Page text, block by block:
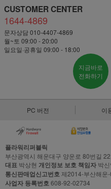
CUSTOMER CENTER
1644-4869
문자상담 010-4407-4869
월~토 09:00 - 20:00
일요일·공휴일 09:00 - 18:00
지금바로
전화하기
PC 버전 이
플라워리퍼블릭
부산광역시 해운대구 양운로 80번길
대표 박상현 개인정보 보호 책임자 박신
통신판매업신고번호제2014-부산해운
사업자 등록번호608-92-02734